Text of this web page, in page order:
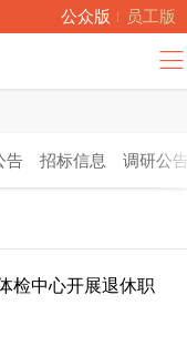
公众版 员工版
告 招标信息 调研公
检中心开展退休职